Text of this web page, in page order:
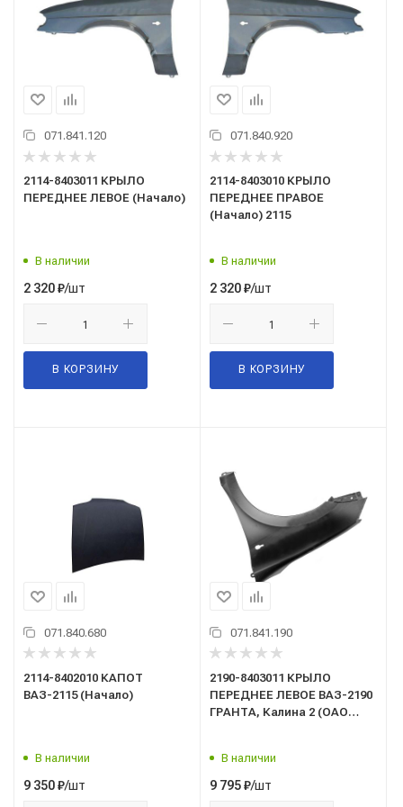
071.841.120
2114-8403011 КРЫЛО
ПЕРЕДНЕЕ ЛЕВОЕ (Начало)
В наличии
2 320₽/шт
В КОРЗИНУ
071.840.920
2114-8403010 КРЫЛО
ПЕРЕДНЕЕ ПРАВОЕ
(Начало) 2115
В наличии
2 320₽/шт
В КОРЗИНУ
071.840.680
2114-8402010 КАПОТ
ВАЗ-2115 (Начало)
В наличии
9 350₽/шт
071.841.190
2190-8403011 КРЫЛО
ПЕРЕДНЕЕ ЛЕВОЕ ВАЗ-2190
ГРАНТА, Калина 2 (ОАО
В наличии
9 795₽/шт